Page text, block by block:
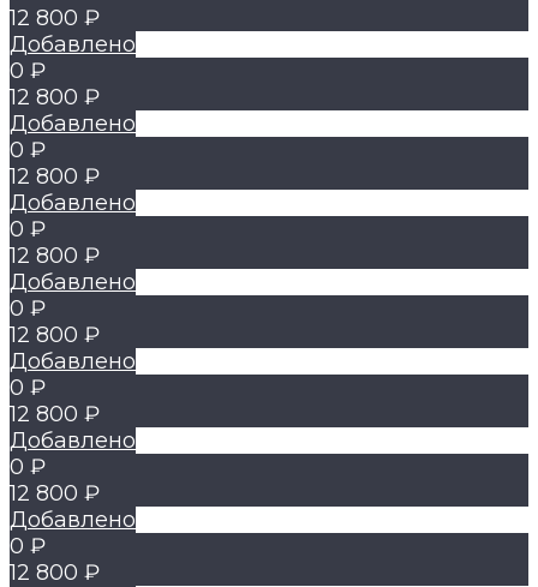
12 800 ₽
Добавлено
0 ₽
12 800 ₽
Добавлено
0 ₽
12 800 ₽
Добавлено
0 ₽
12 800 ₽
Добавлено
0 ₽
12 800 ₽
Добавлено
0 ₽
12 800 ₽
Добавлено
0 ₽
12 800 ₽
Добавлено
0 ₽
12 800 ₽